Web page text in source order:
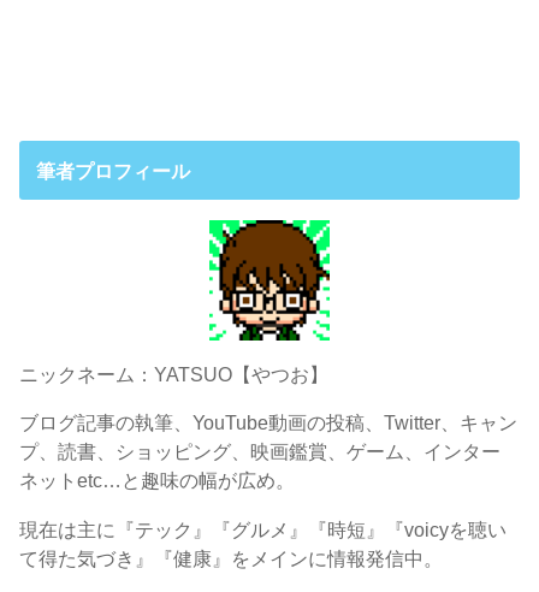
筆者プロフィール
ニックネーム：YATSUO【やつお】
ブログ記事の執筆、YouTube動画の投稿、Twitter、キャン
プ、読書、ショッピング、映画鑑賞、ゲーム、インター
ネットetc…と趣味の幅が広め。
現在は主に『テック』『グルメ』『時短』『voicyを聴い
て得た気づき』『健康』をメインに情報発信中。